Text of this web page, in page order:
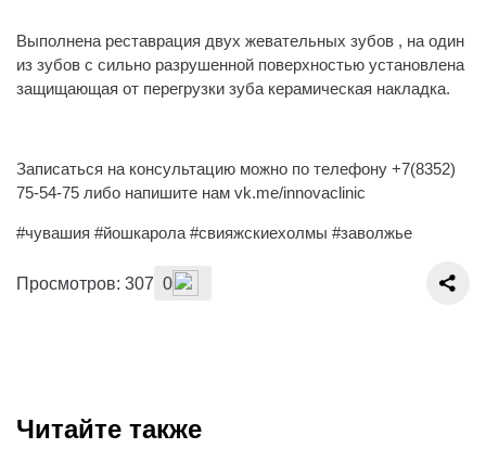
Выполнена реставрация двух жевательных зубов , на один
из зубов с сильно разрушенной поверхностью установлена
защищающая от перегрузки зуба керамическая накладка.
Записаться на консультацию можно по телефону +7(8352)
75-54-75 либо напишите нам vk.me/innovaclinic
#чувашия #йошкарола #свияжскиехолмы #заволжье
Просмотров: 307 0
Читайте также